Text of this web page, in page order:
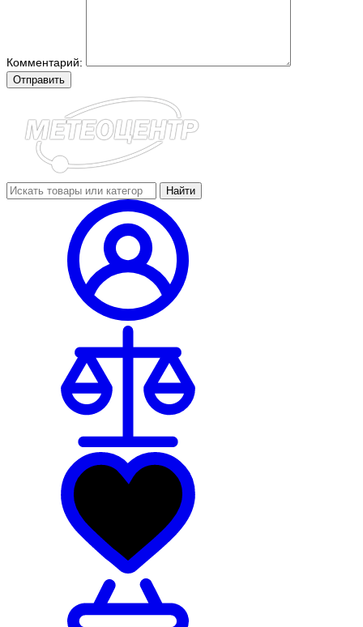
Комментарий:
Отправить
Найти